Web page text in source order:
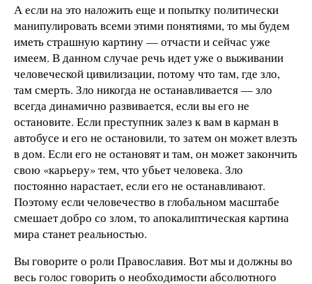
А если на это наложить еще и попытку политически
манипулировать всеми этими понятиями, то мы будем
иметь страшную картину — отчасти и сейчас уже
имеем. В данном случае речь идет уже о выживании
человеческой цивилизации, потому что там, где зло,
там смерть. Зло никогда не останавливается — зло
всегда динамично развивается, если вы его не
остановите. Если преступник залез к вам в карман в
автобусе и его не остановили, то затем он может влезть
в дом. Если его не остановят и там, он может закончить
свою «карьеру» тем, что убьет человека. Зло
постоянно нарастает, если его не останавливают.
Поэтому если человечество в глобальном масштабе
смешает добро со злом, то апокалиптическая картина
мира станет реальностью.
Вы говорите о роли Православия. Вот мы и должны во
весь голос говорить о необходимости абсолютного